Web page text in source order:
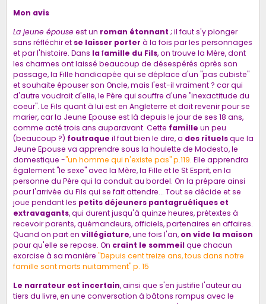
Mon avis
La jeune épouseest un roman étonnant ; il faut s'y plonger
sans réfléchir et se laisser porter à la fois par les personnages
et par l'histoire. Dans lafamille du Fils, on trouve la Mère, dont
les charmes ont laissé beaucoup de désespérés après son
passage, la Fille handicapée qui se déplace d'un "pas cubiste"
et souhaite épouser son Oncle, mais l'est-il vraiment ? car qui
d'autre voudrait d'elle, le Père qui souffre d'une "inexactitude du
coeur". Le Fils quant à lui est en Angleterre et doit revenir pour se
marier, car la Jeune Epouse est là depuis le jour de ses 18 ans,
comme acté trois ans auparavant. Cette famille un peu
(beaucoup ?) foutraque il faut bien le dire, a des rituelsque la
Jeune Epouse va apprendre sous la houlette de Modesto, le
domestique -"un homme qui n'existe pas" p.119. Elle apprendra
également "le sexe" avec la Mère, la Fille et le St Esprit, en la
personne du Père qui la conduit au bordel. On la prépare ainsi
pour l'arrivée du Fils qui se fait attendre... Tout se décide et se
joue pendant les petits déjeuners pantagruéliques et
extravagants, qui durent jusqu'à quinze heures, prétextes à
recevoir parents, quémandeurs, officiels, partenaires en affaires.
Quand on part en villégiature, une fois l'an, on vide la maison
pour qu'elle se repose. On craint le sommeilque chacun
exorcise à sa manière "Depuis cent treize ans, tous dans notre
famille sont morts nuitamment" p. 15
Le narrateur est incertain, ainsi que s'en justifie l'auteur au
tiers du livre, en une conversation à bâtons rompus avec le